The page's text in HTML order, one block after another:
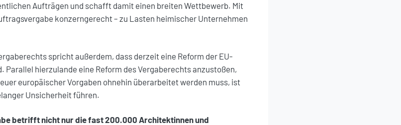
Aufträgen und schafft damit einen breiten Wettbewerb. Mit
konzerngerecht – zu Lasten heimischer Unternehmen
spricht außerdem, dass derzeit eine Reform der EU-
hierzulande eine Reform des Vergaberechts anzustoßen,
europäischer Vorgaben ohnehin überarbeitet werden muss, ist
Unsicherheit führen.
betrifft nicht nur die fast 200.000 Architektinnen und